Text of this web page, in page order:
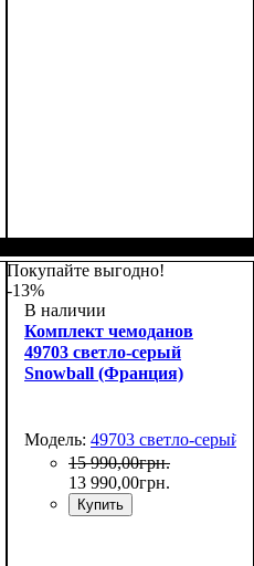
65х46х25+5
Покупайте выгодно!
-13%
В наличии
Комплект чемоданов
49703 светло-серый
Snowball (Франция)
Модель: 49703 светло-серый
15 990,00грн.
13 990,00грн.
Купить